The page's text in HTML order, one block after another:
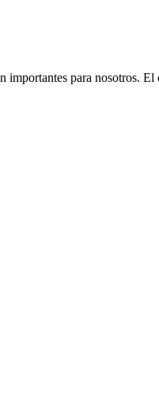
importantes para nosotros.